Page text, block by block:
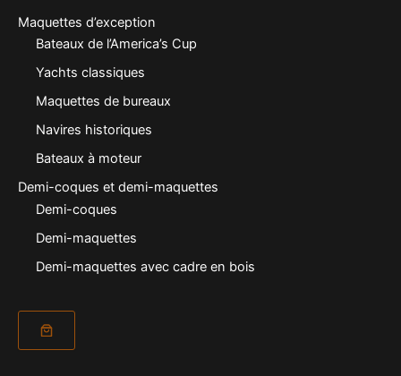
Maquettes d’exception
Bateaux de l’America’s Cup
Yachts classiques
Maquettes de bureaux
Navires historiques
Bateaux à moteur
Demi-coques et demi-maquettes
Demi-coques
Demi-maquettes
Demi-maquettes avec cadre en bois